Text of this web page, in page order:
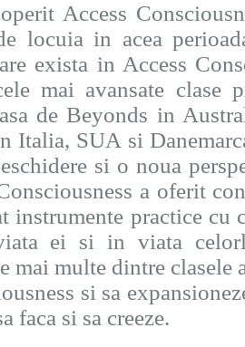
Access
locuia in acea
exista in Access
mai avansate clase
de Beyonds in
Italia, SUA si
si o noua
a oferit
instrumente practice cu
ei si in viata
mai multe dintre clasele
si sa
faca si sa creeze.